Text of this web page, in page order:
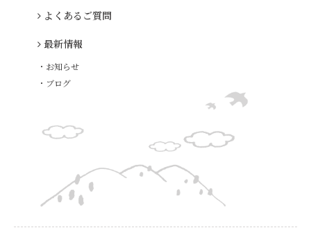
よくあるご質問
最新情報
・お知らせ
・ブログ